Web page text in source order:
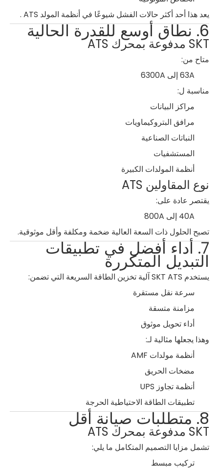
يعد هذا أحد أكثر حالات الفشل شيوعًا في أنظمة المولد ATS .
6. نطاق أوسع للقدرة الحالية
SKT مدفوعة بمحرك ATS
متاح من:
63A إلى 6300A
مناسبة ل:
مراكز البيانات
مرافق البتروكيماويات
النباتات الصناعية
المستشفيات
أنظمة المولدات الكبيرة
نوع المقاولين ATS
يقتصر عادة على:
40A إلى 800A
تصبح الحلول ذات السعة العالية ضخمة ومكلفة وأقل موثوقية.
7. أداء أفضل في تطبيقات
التبديل المتكررة
يستخدم SKT ATS آلية تخزين الطاقة السريعة التي تضمن:
سرعة نقل مستقرة
مزامنة متسقة
أداء تحويل موثوق
وهذا يجعلها مثالية لـ:
أنظمة مولدات AMF
مضخات الحريق
أنظمة تجاوز UPS
تطبيقات الطاقة الاحتياطية الحرجة
8. متطلبات صيانة أقل
SKT مدفوعة بمحرك ATS
تشمل مزايا التصميم المتكامل ما يلي:
تركيب مبسط